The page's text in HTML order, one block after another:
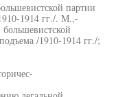
партии
1914 гг./. М.,-
/1910-1914 гг./;